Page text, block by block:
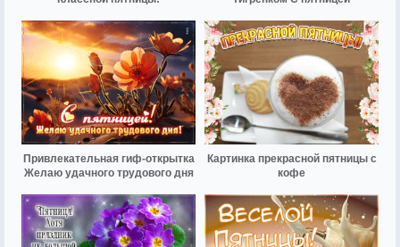
Привлекательная гиф-открытка
Желаю удачного трудового дня
Картинка прекрасной пятницы с
кофе